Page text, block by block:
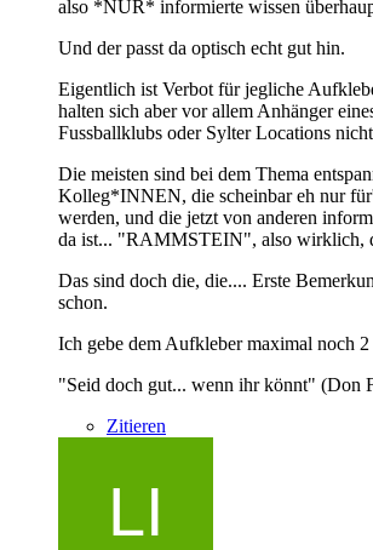
also *NUR* informierte wissen
Und der passt da optisch echt gut hin.
Eigentlich ist Verbot für jegliche
halten sich aber vor allem Anhänger
Fussballklubs oder Sylter Locations
Die meisten sind bei dem Thema
Kolleg*INNEN, die scheinbar eh nur
werden, und die jetzt von anderen
da ist... "RAMMSTEIN", also wirklich,
Das sind doch die, die.... Erste
schon.
Ich gebe dem Aufkleber maximal noch 2
"Seid doch gut... wenn ihr könnt" (Don
Zitieren